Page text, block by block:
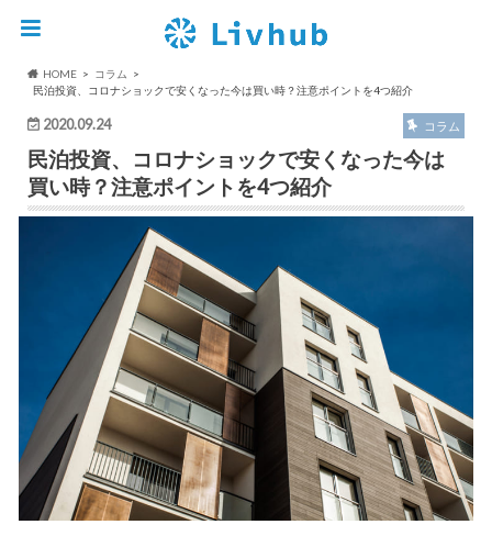
HOME
コラム
民泊投資、コロナショックで安くなった今は買い時？注意ポイントを4つ紹介
2020.09.24 コラム
民泊投資、コロナショックで安くなった今は
買い時？注意ポイントを4つ紹介